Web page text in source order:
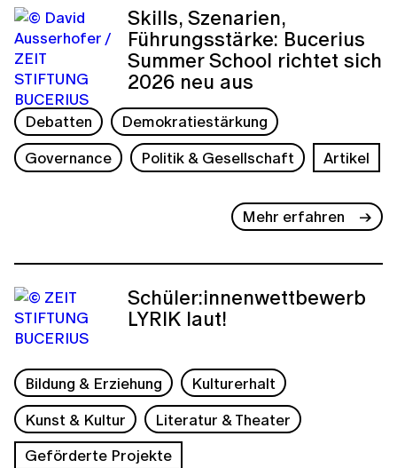
Skills, Szenarien,
Führungsstärke: Bucerius
Summer School richtet sich
2026 neu aus
Debatten
Demokratiestärkung
Governance
Politik & Gesellschaft Artikel
Mehr erfahren
Schüler:innenwettbewerb
LYRIK laut!
Bildung & Erziehung
Kulturerhalt
Kunst & Kultur
Literatur & Theater
Geförderte Projekte